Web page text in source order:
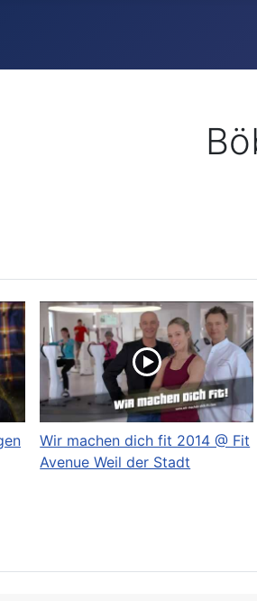
Wir machen dich fit 2014 @ Fit
Avenue Weil der Stadt